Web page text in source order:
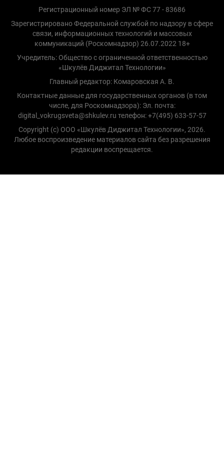
Регистрационный номер ЭЛ № ФС 77 - 83686
Зарегистрировано Федеральной службой по надзору в сфере
связи, информационных технологий и массовых
коммуникаций (Роскомнадзор) 26.07.2022 18+
Учредитель: Общество с ограниченной ответственностью
«Шкулёв Диджитал Технологии»
Главный редактор: Комаровская А. В.
Контактные данные для государственных органов (в том
числе, для Роскомнадзора): Эл. почта:
digital_vokrugsveta@shkulev.ru телефон: +7(495) 633-57-57
Copyright (с) ООО «Шкулёв Диджитал Технологии», 2026.
Любое воспроизведение материалов сайта без разрешения
редакции воспрещается.